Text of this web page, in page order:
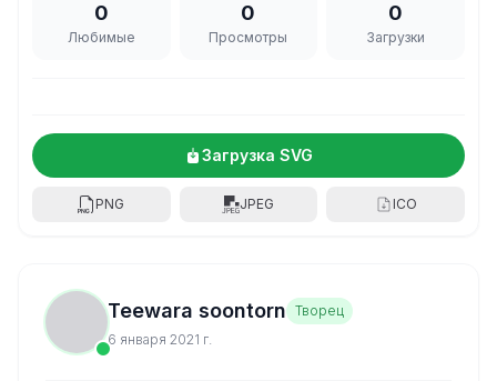
0
Любимые
0
Просмотры
0
Загрузки
Загрузка SVG
PNG JPEG ICO
Teewara soontorn Творец
6 января 2021 г.